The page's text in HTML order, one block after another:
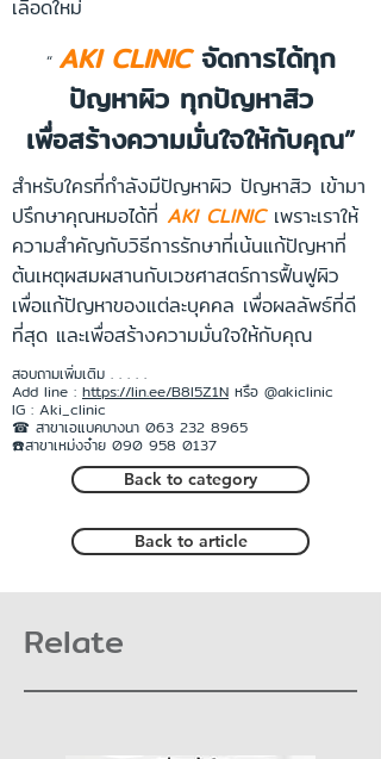
เลือดใหม่
“ AKI CLINIC จัดการได้ทุก
ปัญหาผิว ทุกปัญหาสิว
เพื่อสร้างความมั่นใจให้กับคุณ”
สำหรับใครที่กำลังมีปัญหาผิว ปัญหาสิว เข้ามา
ปรึกษาคุณหมอได้ที่ AKI CLINICเพราะเราให้
ความสำคัญกับวิธีการรักษาที่เน้นแก้ปัญหาที่
ต้นเหตุผสมผสานกับเวชศาสตร์การฟื้นฟูผิว
เพื่อแก้ปัญหาของแต่ละบุคคล เพื่อผลลัพธ์ที่ดี
ที่สุด และเพื่อสร้างความมั่นใจให้กับคุณ
สอบถามเพิ่มเติม . . . . .
Add line : https://lin.ee/B8l5Z1N หรือ @akiclinic
IG : Aki_clinic
☎ สาขาเอแบคบางนา 063 232 8965
☎️สาขาเหม่งจ๋าย 090 958 0137
Back to category
Back to article
Relate